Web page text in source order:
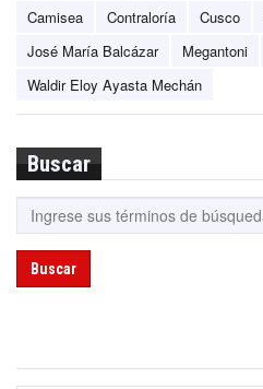
Camisea Contraloría Cusco
José María Balcázar
Megantoni
Waldir Eloy Ayasta Mechán
Buscar
Buscar